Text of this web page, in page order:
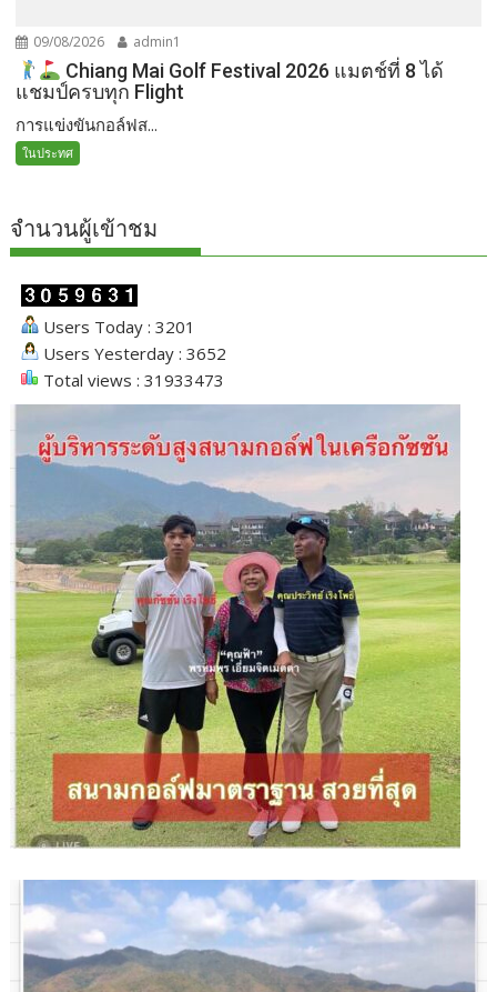
09/08/2026 admin1
Chiang Mai Golf Festival 2026 แมตช์ที่ 8 ได้
แชมป์ครบทุก Flight
การแข่งขันกอล์ฟส...
ในประทศ
จำนวนผู้เข้าชม
Users Today : 3201
Users Yesterday : 3652
Total views : 31933473